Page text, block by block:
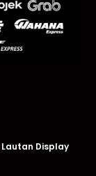
Lautan Display